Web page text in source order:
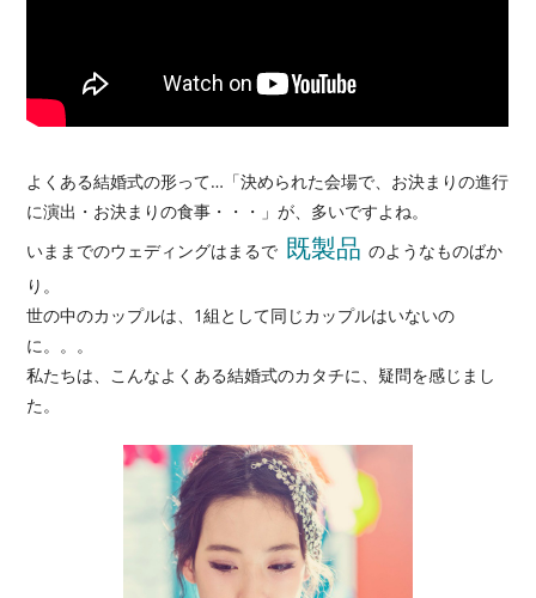
よくある結婚式の形って…「決められた会場で、お決まりの進行
に演出・お決まりの食事・・・」が、 多いですよね。
いままでのウェディングはまるで 既製品 のようなものばか
り。
世の中のカップルは、1組として同じカップルはいないの
に。。。
私たちは、こんなよくある結婚式のカタチに、疑問を感じまし
た。